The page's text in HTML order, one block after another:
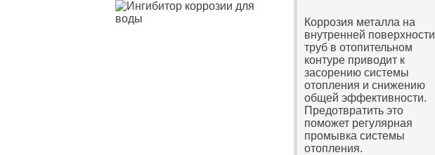
Коррозия металла на
внутренней поверхности
труб в отопительном
контуре приводит к
засорению системы
отопления и снижению
общей эффективности.
Предотвратить это
поможет регулярная
промывка системы
отопления.